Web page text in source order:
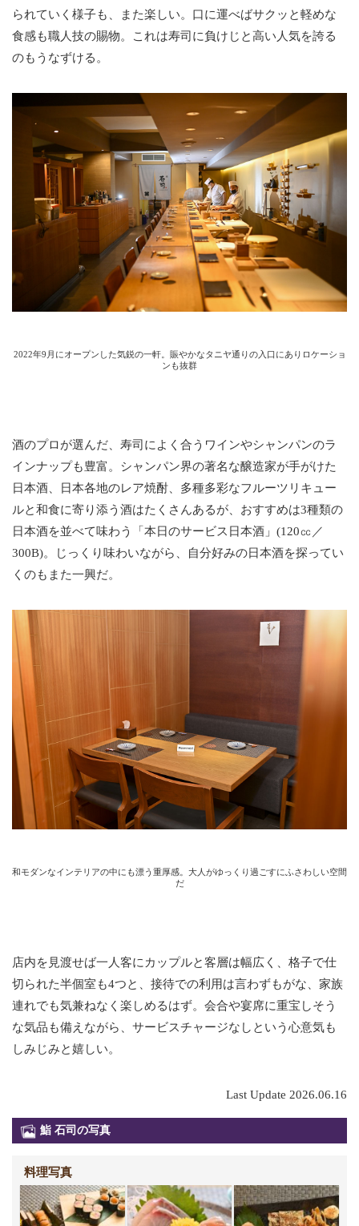
られていく様子も、また楽しい。口に運べばサクッと軽めな
食感も職人技の賜物。これは寿司に負けじと高い人気を誇る
のもうなずける。
2022年9月にオープンした気鋭の一軒。賑やかなタニヤ通りの入口にありロケーショ
ンも抜群
酒のプロが選んだ、寿司によく合うワインやシャンパンのラ
インナップも豊富。シャンパン界の著名な醸造家が手がけた
日本酒、日本各地のレア焼酎、多種多彩なフルーツリキュー
ルと和食に寄り添う酒はたくさんあるが、おすすめは3種類の
日本酒を並べて味わう「本日のサービス日本酒」(120㏄／
300B)。じっくり味わいながら、自分好みの日本酒を探ってい
くのもまた一興だ。
和モダンなインテリアの中にも漂う重厚感。大人がゆっくり過ごすにふさわしい空間
だ
店内を見渡せば一人客にカップルと客層は幅広く、格子で仕
切られた半個室も4つと、接待での利用は言わずもがな、家族
連れでも気兼ねなく楽しめるはず。会合や宴席に重宝しそう
な気品も備えながら、サービスチャージなしという心意気も
しみじみと嬉しい。
Last Update 2026.06.16
鮨 石司の写真
料理写真